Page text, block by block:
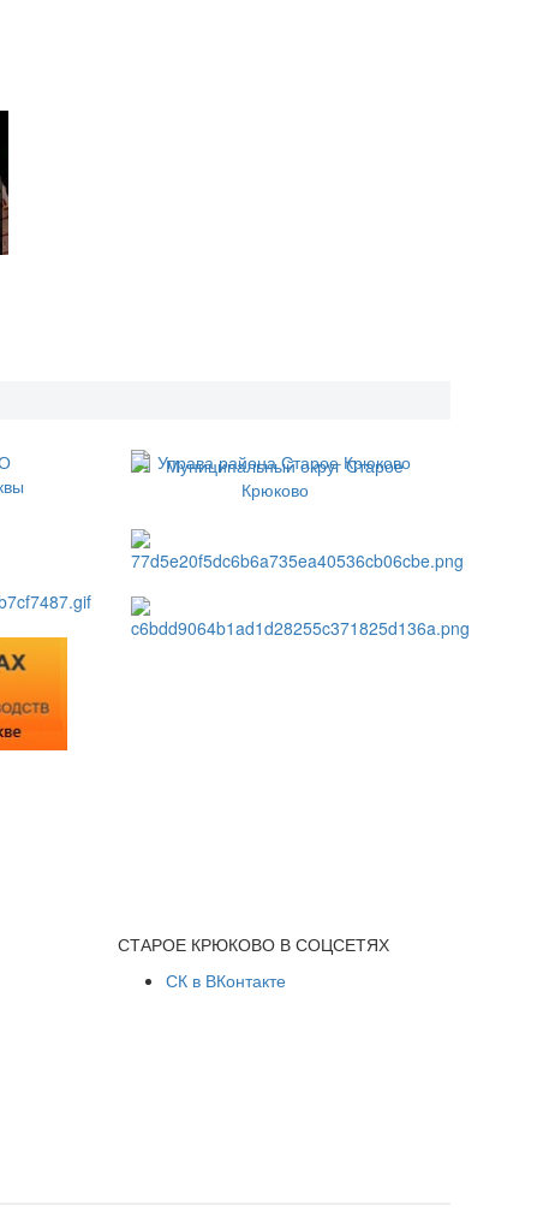
СТАРОЕ КРЮКОВО В СОЦСЕТЯХ
СК в ВКонтакте